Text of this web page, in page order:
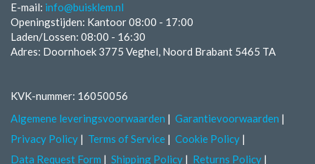
E-mail: info@buisklem.nl
Openingstijden: Kantoor 08:00 - 17:00
Laden/Lossen: 08:00 - 16:30
Adres: Doornhoek 3775 Veghel, Noord Brabant 5465 TA
KVK-nummer: 16050056
Algemene leveringsvoorwaarden
Garantievoorwaarden
Privacy Policy
Terms of Service
Cookie Policy
Data Request Form
Shipping Policy Returns Policy